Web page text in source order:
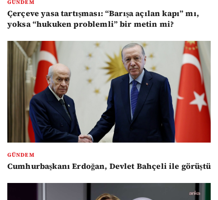
GÜNDEM
Çerçeve yasa tartışması: “Barışa açılan kapı” mı,
yoksa “hukuken problemli” bir metin mi?
GÜNDEM
Cumhurbaşkanı Erdoğan, Devlet Bahçeli ile görüştü